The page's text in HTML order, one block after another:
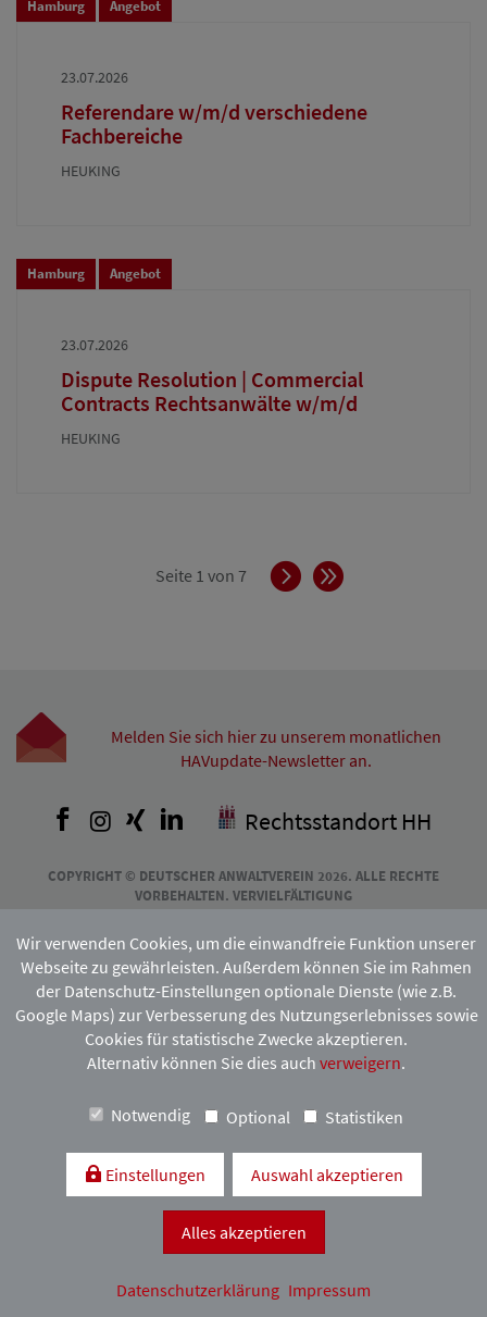
Hamburg Angebot
23.07.2026
Referendare w/m/d verschiedene
Fachbereiche
HEUKING
Hamburg Angebot
23.07.2026
Dispute Resolution | Commercial
Contracts Rechtsanwälte w/m/d
HEUKING
Seite 1 von 7 VorwärtsEnde
Melden Sie sich hier zu unserem monatlichen
HAVupdate-Newsletter an.
Facebook
Instagram
XingLinkedInRechtsstandort HH
COPYRIGHT © DEUTSCHER ANWALTVEREIN 2026. ALLE RECHTE
VORBEHALTEN. VERVIELFÄLTIGUNG
HAMBURGISCHEN ANWALTVEREINS.
Mitgliedschaft:
Kontakt & Anfahrt Impressum Datenschutzerklärung
Wir verwenden Cookies, um die einwandfreie Funktion unserer
Webseite zu gewährleisten. Außerdem können Sie im Rahmen
der Datenschutz-Einstellungen optionale Dienste (wie z.B.
Google Maps) zur Verbesserung des Nutzungserlebnisses sowie
Cookies für statistische Zwecke akzeptieren.
Alternativ können Sie dies auch verweigern.
Notwendig Optional Statistiken
Einstellungen Auswahl akzeptieren
Alles akzeptieren
Datenschutzerklärung Impressum